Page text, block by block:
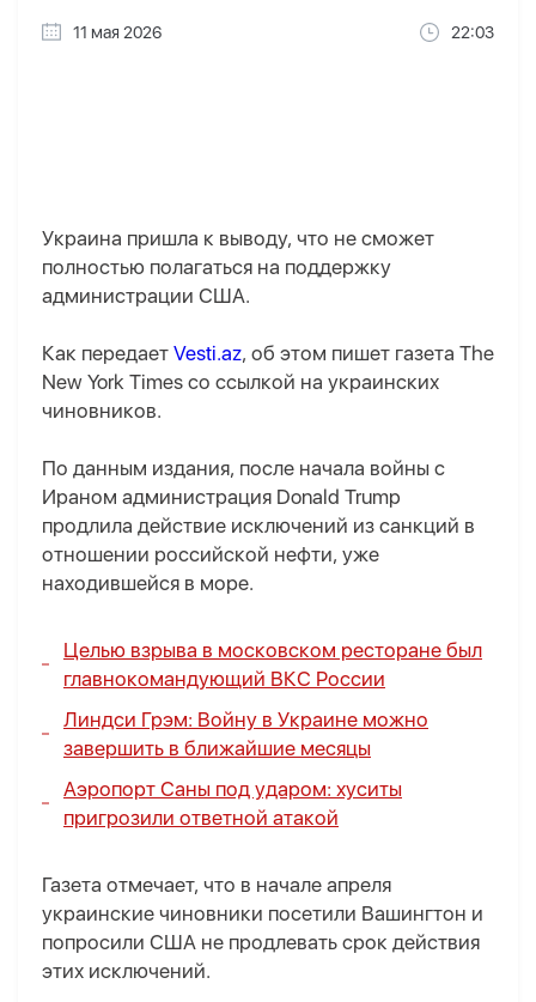
11 мая 2026 22:03
Украина пришла к выводу, что не сможет
полностью полагаться на поддержку
администрации США.
Как передает Vesti.az, об этом пишет газета The
New York Times со ссылкой на украинских
чиновников.
По данным издания, после начала войны с
Ираном администрация Donald Trump
продлила действие исключений из санкций в
отношении российской нефти, уже
находившейся в море.
Целью взрыва в московском ресторане был
главнокомандующий ВКС России
Линдси Грэм: Войну в Украине можно
завершить в ближайшие месяцы
Аэропорт Саны под ударом: хуситы
пригрозили ответной атакой
Газета отмечает, что в начале апреля
украинские чиновники посетили Вашингтон и
попросили США не продлевать срок действия
этих исключений.